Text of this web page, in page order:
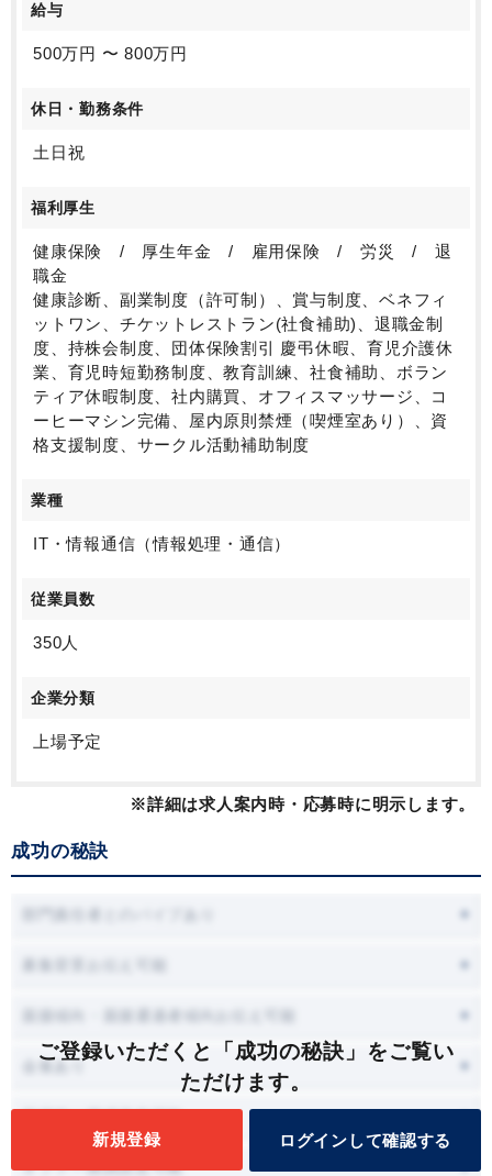
給与
500万円 〜 800万円
休日・勤務条件
土日祝
福利厚生
健康保険 / 厚生年金 / 雇用保険 / 労災 / 退
職金
健康診断、副業制度（許可制）、賞与制度、ベネフィ
ットワン、チケットレストラン(社食補助)、退職金制
度、持株会制度、団体保険割引 慶弔休暇、育児介護休
業、育児時短勤務制度、教育訓練、社食補助、ボラン
ティア休暇制度、社内購買、オフィスマッサージ、コ
ーヒーマシン完備、屋内原則禁煙（喫煙室あり）、資
格支援制度、サークル活動補助制度
業種
IT・情報通信（情報処理・通信）
従業員数
350人
企業分類
上場予定
※詳細は求人案内時・応募時に明示します。
成功の秘訣
ご登録いただくと「成功の秘訣」をご覧い
ただけます。
新規登録 ログインして確認する
会食あり
オファー面談設定可能